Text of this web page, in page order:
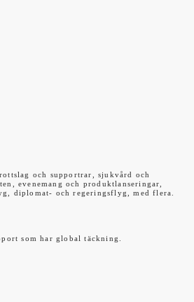
och supportrar, sjukvård och
evenemang och produktlanseringar,
diplomat- och regeringsflyg, med flera.
som har global täckning.